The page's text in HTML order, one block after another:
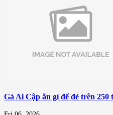
Gà Ai Cập ăn gì để đẻ trên 250